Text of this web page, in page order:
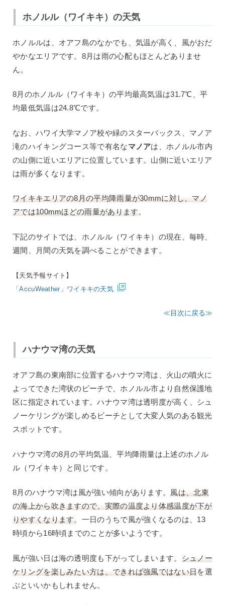
ホノルル（ワイキキ）の天気
ホノルルは、オアフ島のなかでも、気温が高く、風がおだ
やかなエリアです。8月は雨の心配もほとんどありませ
ん。
8月のホノルル（ワイキキ）の平均最高気温は31.7℃、平
均最低気温は24.8℃です。
なお、ハワイ大学マノア校や緑のスターバックス、マノア
滝のハイキングコース等で有名なマノアは、ホノルル市内
の山側に近いエリアに位置しています。山側に近いエリア
は雨が多くなります。
ワイキキエリアの8月の平均降雨量が30mmに対し、マノ
アでは100mmほどの雨量があります。
下記のサイトでは、ホノルル（ワイキキ）の現在、毎時、
週間、月間の天気を調べることができます。
【天気予報サイト】
「AccuWeather」ワイキキの天気
≪目次に戻る≫
ハナウマ湾の天気
オアフ島の東南部に位置するハナウマ湾は、火山の噴火に
よってできた湾状のビーチで、ホノルル市より自然保護地
区に指定されています。ハナウマ湾は透明度が高く、シュ
ノーケリングが楽しめるビーチとして大変人気のある観光
スポットです。
ハナウマ湾の8月の平均気温、平均降雨量は上述のホノル
ル（ワイキキ）と同じです。
8月のハナウマ湾は風が強い傾向があります。 風は、北東
の海上から吹きますので、実際の温度より体感温度が下が
りやすくなります。一日のうちで風が強くなるのは、13
時頃から16時頃までのことが多いようです。
風が強い日は海の透明度も下がってしまいます。 シュノー
ケリングを楽しみたい方は、できれば強風ではない日 を選
ぶといいかもしれません。